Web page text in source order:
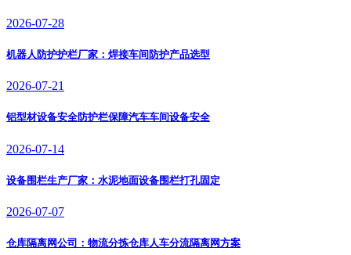
2026-07-28
机器人防护护栏厂家：焊接车间防护产品选型
2026-07-21
铝型材设备安全防护栏保障汽车车间设备安全
2026-07-14
设备围栏生产厂家：水泥地面设备围栏打孔固定
2026-07-07
仓库隔离网公司：物流分拣仓库人车分流隔离网方案